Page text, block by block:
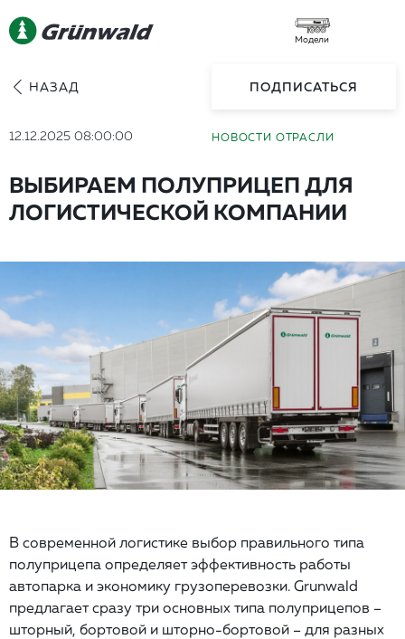
Модели
НАЗАД ПОДПИСАТЬСЯ
12.12.2025 08:00:00 НОВОСТИ ОТРАСЛИ
ВЫБИРАЕМ ПОЛУПРИЦЕП ДЛЯ
ЛОГИСТИЧЕСКОЙ КОМПАНИИ
В современной логистике выбор правильного типа
полуприцепа определяет эффективность работы
автопарка и экономику грузоперевозки. Grunwald
предлагает сразу три основных типа полуприцепов –
шторный, бортовой и шторно-бортовой – для разных